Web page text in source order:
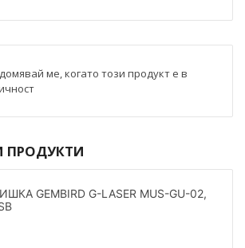
ме, когато този продукт е в
ПРОДУКТИ
GEMBIRD G-LASER MUS-GU-02,